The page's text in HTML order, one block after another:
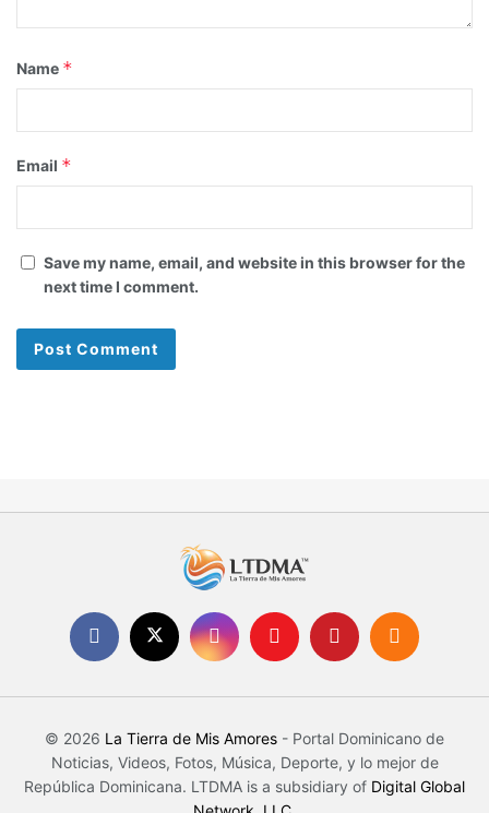
Name *
Email *
Save my name, email, and website in this browser for the
next time I comment.
© 2026 La Tierra de Mis Amores - Portal Dominicano de
Noticias, Videos, Fotos, Música, Deporte, y lo mejor de
República Dominicana. LTDMA is a subsidiary of Digital Global